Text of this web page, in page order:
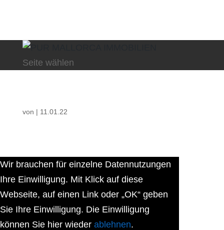
Seite wählen
von | 11.01.22
Wir brauchen für einzelne Datennutzungen
Ihre Einwilligung. Mit Klick auf diese
Webseite, auf einen Link oder „OK“ geben
Sie Ihre Einwilligung. Die Einwilligung
können Sie hier wieder ablehnen.